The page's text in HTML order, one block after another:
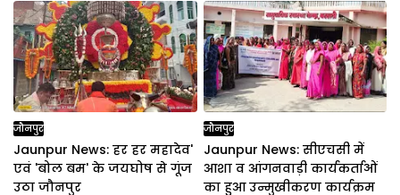
जौनपुर
Jaunpur News: हर हर महादेव'
एवं 'बोल बम' के जयघोष से गूंज
उठा जौनपुर
जौनपुर
Jaunpur News: सीएचसी में
आशा व आंगनवाड़ी कार्यकर्ताओं
का हुआ उन्मुखीकरण कार्यक्रम